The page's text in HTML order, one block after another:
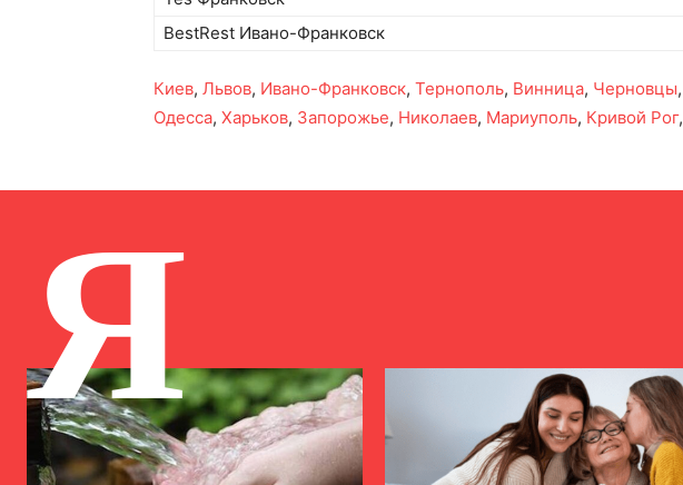
BestRest Ивано-Франковск
Киев, Львов, Ивано-Франковск, Тернополь, Винница, Черновцы,
Одесса, Харьков, Запорожье, Николаев, Мариуполь, Кривой Рог,
Я